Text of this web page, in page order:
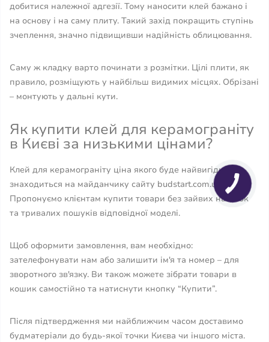
добитися належної адгезії. Тому наносити клей бажано і
на основу і на саму плиту. Такий захід покращить ступінь
зчеплення, значно підвищивши надійність облицювання.
Саму ж кладку варто починати з розмітки. Цілі плити, як
правило, розміщують у найбільш видимих ​​місцях. Обрізані
– монтують у дальні кути.
Як купити клей для керамограніту
в Києві за низькими цінами?
Клей для керамограніту ціна якого буде найвигіднішою
знаходиться на майданчику сайту budstart.com.ua.
Пропонуємо клієнтам купити товари без зайвих націнок
та тривалих пошуків відповідної моделі.
Щоб оформити замовлення, вам необхідно:
зателефонувати нам або залишити ім'я та номер – для
зворотного зв'язку. Ви також можете зібрати товари в
кошик самостійно та натиснути кнопку “Купити”.
Після підтвердження ми найближчим часом доставимо
будматеріали до будь-якої точки Києва чи іншого міста.